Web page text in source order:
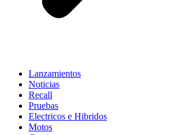
Lanzamientos
Noticias
Recall
Pruebas
Electricos e Hibridos
Motos